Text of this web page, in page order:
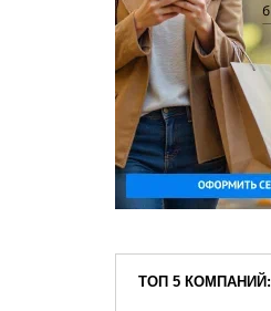
ТОП 5 КОМПАНИЙ: